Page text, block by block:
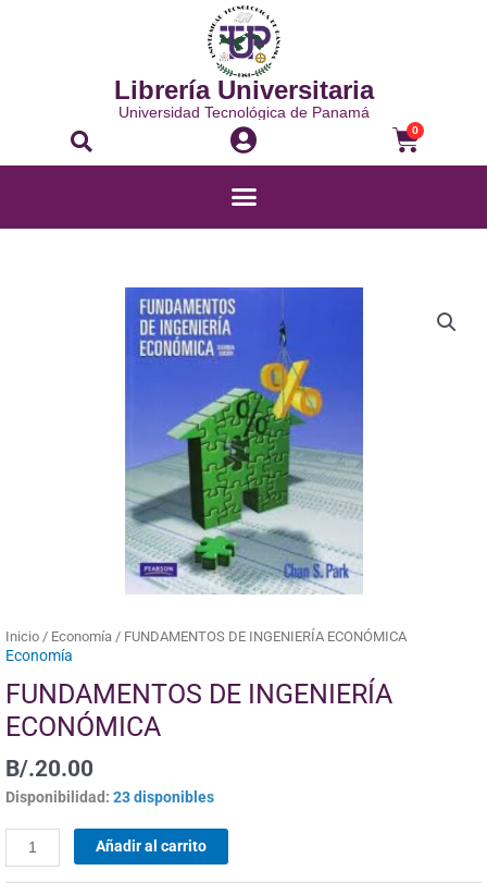
Librería Universitaria
Universidad Tecnológica de Panamá
Buscar 0
Carrito
Menú
Inicio / Economía / FUNDAMENTOS DE INGENIERÍA ECONÓMICA
Economía
FUNDAMENTOS DE INGENIERÍA
ECONÓMICA
B/.20.00
Disponibilidad: 23 disponibles
Añadir al carrito